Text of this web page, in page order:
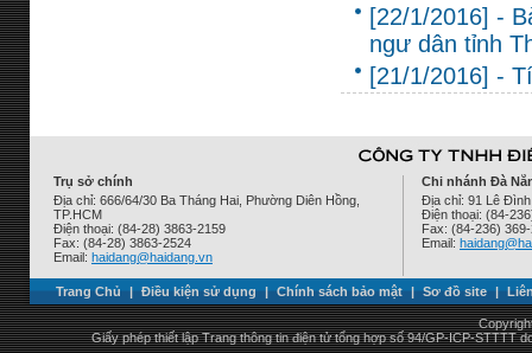
[22/1/2016] -
ngư dân tỉnh
[21/1/2016] -
Trụ sở chính
Địa chỉ: 666/64/30 Ba Tháng Hai, Phường Diên Hồng,
TP.HCM
Điện thoại: (84-28) 3863-2159
Fax: (84-28) 3863-2524
Email: haidang@haidang.vn
Chi nhánh Đà
Địa chỉ: 91 Lê
Điện thoại: (84-
Fax: (84-236)
Email:
Trang Chủ | Điều kiện sử dụng | Chính sách bảo mật | Sơ đồ site |
Giấy phép thiết lập Trang thông tin điện tử tổng hợp số 94/GP-ICP-STTTT